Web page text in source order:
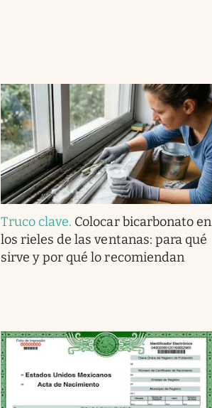
Truco clave. Colocar bicarbonato en
los rieles de las ventanas: para qué
sirve y por qué lo recomiendan